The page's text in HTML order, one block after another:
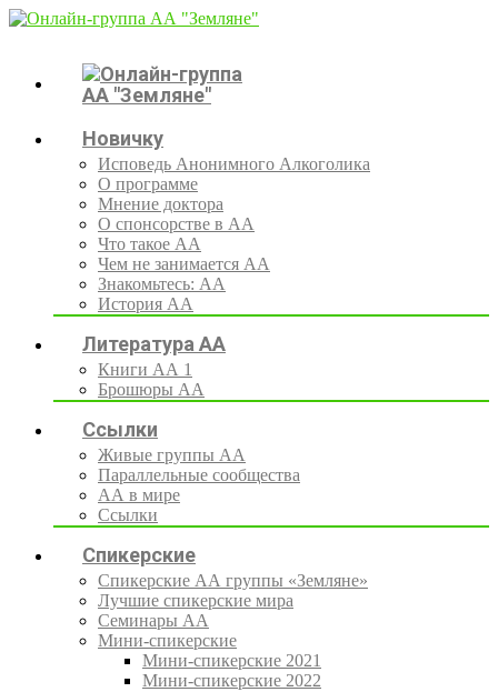
Новичку
Исповедь Анонимного Алкоголика
О программе
Мнение доктора
О спонсорстве в АА
Что такое АА
Чем не занимается АА
Знакомьтесь: АА
История АА
Литература АА
Книги АА 1
Брошюры АА
Ссылки
Живые группы АА
Параллельные сообщества
АА в мире
Ссылки
Спикерские
Спикерские АА группы «Земляне»
Лучшие спикерские мира
Семинары АА
Мини-спикерские
Мини-спикерские 2021
Мини-спикерские 2022